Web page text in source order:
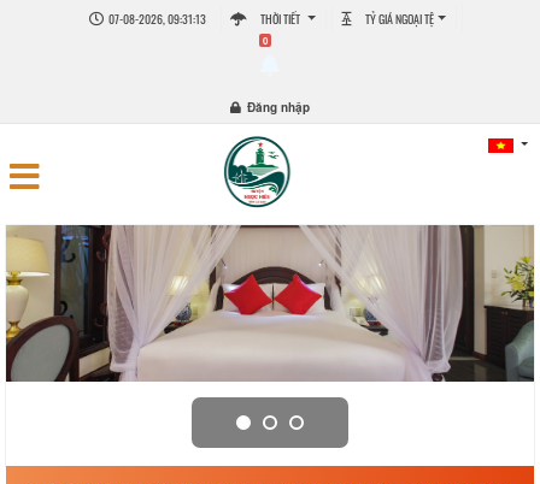
07-08-2026, 09:31:13 THỜI TIẾT TỶ GIÁ NGOẠI TỆ
0
Đăng nhập